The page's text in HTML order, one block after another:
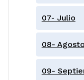
07- Julio
08- Agosto
09-